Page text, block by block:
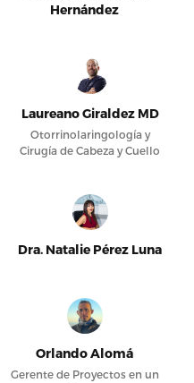
Hernández
Laureano Giraldez MD
Otorrinolaringología y
Cirugía de Cabeza y Cuello
Dra. Natalie Pérez Luna
Orlando Alomá
Gerente de Proyectos en un